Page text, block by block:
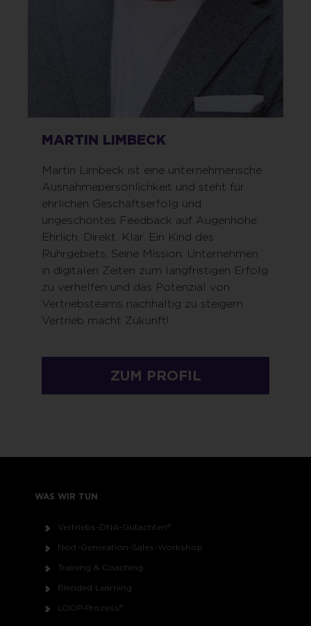
MARTIN LIMBECK
Martin Limbeck ist eine unternehmerische
Ausnahmepersönlichkeit und steht für
ehrlichen Geschäftserfolg und
ungeschöntes Feedback auf Augenhöhe:
Ehrlich. Direkt. Klar. Ein Kind des
Ruhrgebiets. Seine Mission: Unternehmen
in digitalen Zeiten zum langfristigen Erfolg
zu verhelfen und das Potenzial von
Vertriebsteams nachhaltig zu steigern.
Vertrieb macht Zukunft!
ZUM PROFIL
WAS WIR TUN
Vertriebs-DNA-Gutachten®
Next-Generation-Sales-Workshop
Training & Coaching
Blended Learning
LOOP-Prozess®